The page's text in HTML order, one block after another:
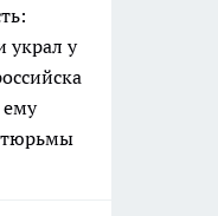
украл у
ему
тюрьмы